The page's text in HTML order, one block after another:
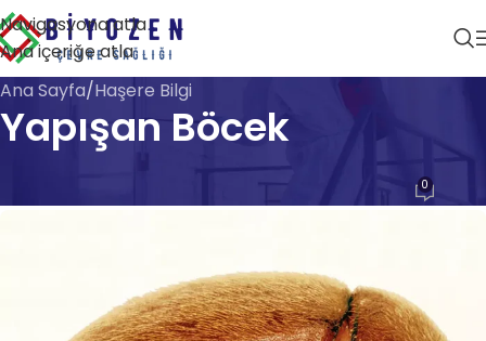
Navigasyona atla
Ana içeriğe atla
Ana Sayfa Haşere Bilgi
Yapışan Böcek
HAŞERE BILGI
0